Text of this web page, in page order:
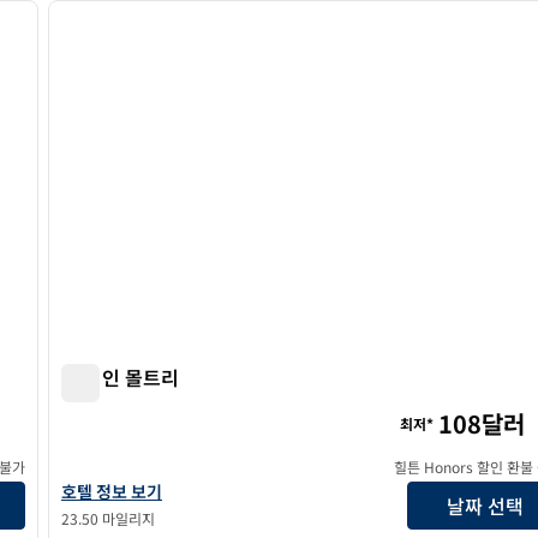
음 이미지
가
1/12
햄튼 인 몰트리
햄튼 인 몰트리에 대한 호텔 정보 보기
호텔 정보 보기
23.50 마일리지
최저* 108달러
힐튼 Honors 할인 환불
날짜 선택